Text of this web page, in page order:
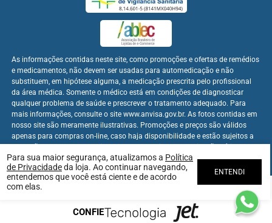
Para sua maior segurança, atualizamos a Política
de Privacidadeda loja. Ao continuar navegando,
entendemos que você está ciente e de acordo
com elas.
ENTENDI
As informações contidas neste site, como promoções e ofertas de remédios
e medicamentos, não devem ser usadas para automedicação e não
substituem, em hipótese alguma, a medicação prescrita pelo profissional
da área médica. Somente o médico está em condições de diagnosticar
qualquer problema de saúde e prescrever o tratamento adequado. Para
mais informações, consulte o site www.anvisa.gov.br. As fotos contidas em
nosso site são meramente ilustrativas. Promoções e preços são válidos
apenas para compras on-line, caso haja disponibilidade e estão sujeitos a
alterações no decorrer do dia. Os preços publicados no site são válidos
apenas para compras on-line.
Farmabem Distribuidora - CNPJ: 22.094.397/0001-60
CONFIE